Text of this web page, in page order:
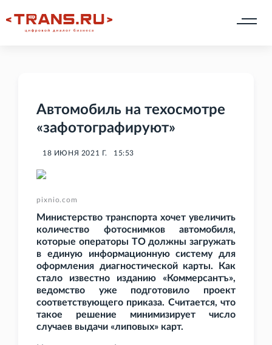
Автомобиль на техосмотре
«зафотографируют»
18 ИЮНЯ 2021 Г. 15:53
pixnio.com
Министерство транспорта хочет увеличить
количество фотоснимков автомобиля,
которые операторы ТО должны загружать
в единую информационную систему для
оформления диагностической карты. Как
стало известно изданию «Коммерсантъ»,
ведомство уже подготовило проект
соответствующего приказа. Считается, что
такое решение минимизирует число
случаев выдачи «липовых» карт.